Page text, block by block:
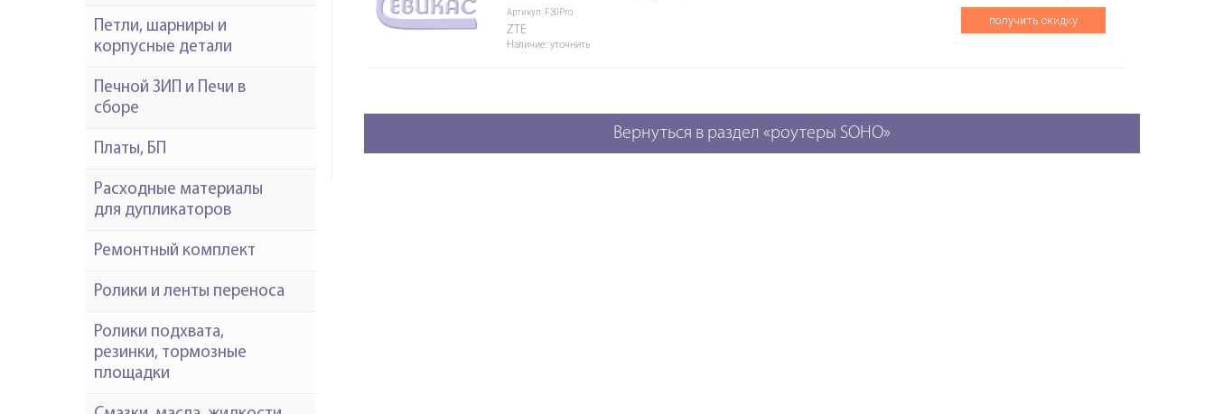
Артикул: F30Pro
ZTE
Наличие: уточнить
получить скидку
Вернуться в раздел «роутеры SOHO»
Петли, шарниры и
корпусные детали
Печной ЗИП и Печи в
сборе
Платы, БП
Расходные материалы
для дупликаторов
Ремонтный комплект
Ролики и ленты переноса
Ролики подхвата,
резинки, тормозные
площадки